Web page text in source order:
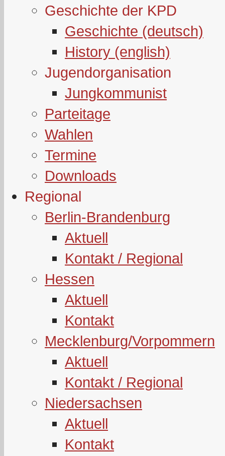
Geschichte der KPD
Geschichte (deutsch)
History (english)
Jugendorganisation
Jungkommunist
Parteitage
Wahlen
Termine
Downloads
Regional
Berlin-Brandenburg
Aktuell
Kontakt / Regional
Hessen
Aktuell
Kontakt
Mecklenburg/Vorpommern
Aktuell
Kontakt / Regional
Niedersachsen
Aktuell
Kontakt